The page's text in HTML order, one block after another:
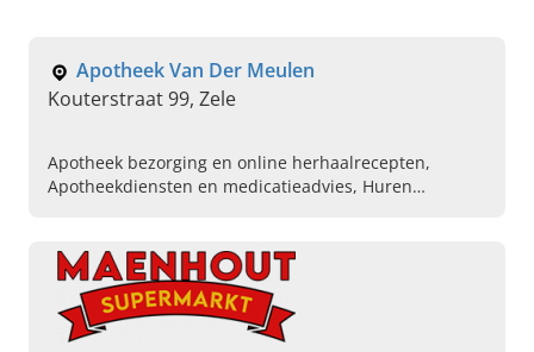
Apotheek Van Der Meulen
Kouterstraat 99, Zele
Apotheek bezorging en online herhaalrecepten,
Apotheekdiensten en medicatieadvies, Huren
thuislevering, Beste apotheek in Zele, Snel testen
uitvoeren en vaccinaties, Apotheek voor diabeteszorg
en advies, Vaccinatie covid griepprik